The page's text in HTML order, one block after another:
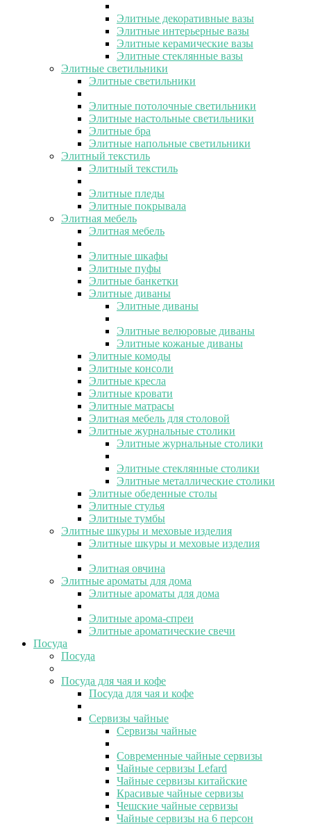
Элитные декоративные вазы
Элитные интерьерные вазы
Элитные керамические вазы
Элитные стеклянные вазы
Элитные светильники
Элитные светильники
Элитные потолочные светильники
Элитные настольные светильники
Элитные бра
Элитные напольные светильники
Элитный текстиль
Элитный текстиль
Элитные пледы
Элитные покрывала
Элитная мебель
Элитная мебель
Элитные шкафы
Элитные пуфы
Элитные банкетки
Элитные диваны
Элитные диваны
Элитные велюровые диваны
Элитные кожаные диваны
Элитные комоды
Элитные консоли
Элитные кресла
Элитные кровати
Элитные матрасы
Элитная мебель для столовой
Элитные журнальные столики
Элитные журнальные столики
Элитные стеклянные столики
Элитные металлические столики
Элитные обеденные столы
Элитные стулья
Элитные тумбы
Элитные шкуры и меховые изделия
Элитные шкуры и меховые изделия
Элитная овчина
Элитные ароматы для дома
Элитные ароматы для дома
Элитные арома-спреи
Элитные ароматические свечи
Посуда
Посуда
Посуда для чая и кофе
Посуда для чая и кофе
Сервизы чайные
Сервизы чайные
Современные чайные сервизы
Чайные сервизы Lefard
Чайные сервизы китайские
Красивые чайные сервизы
Чешские чайные сервизы
Чайные сервизы на 6 персон